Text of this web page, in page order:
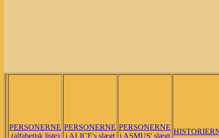
PERSONERNE
(alfabetisk liste)
PERSONERNE
i ALICE's slægt
PERSONERNE
i ASMUS' slægt